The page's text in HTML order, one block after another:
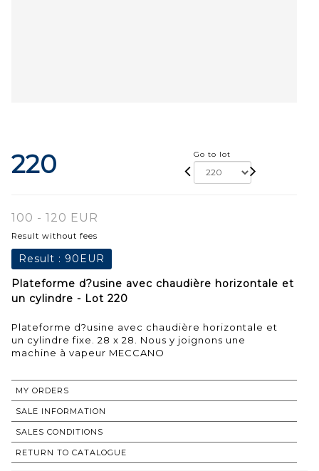
220 Go to lot
100 - 120 EUR
Result without fees
Result : 90EUR
Plateforme d?usine avec chaudière horizontale et
un cylindre - Lot 220
Plateforme d?usine avec chaudière horizontale et
un cylindre fixe. 28 x 28. Nous y joignons une
machine à vapeur MECCANO
MY ORDERS
SALE INFORMATION
SALES CONDITIONS
RETURN TO CATALOGUE